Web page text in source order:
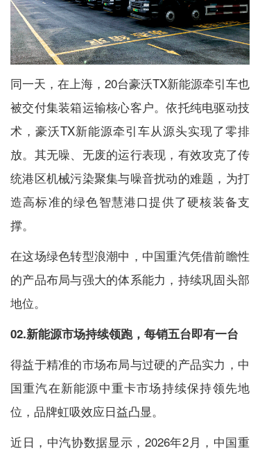
同一天，在上海，20台豪沃TX新能源牵引车也
被交付集装箱运输核心客户。依托纯电驱动技
术，豪沃TX新能源牵引车从源头实现了零排
放。其无噪、无废的运行表现，有效攻克了传
统港区机械污染聚集与噪音扰动的难题，为打
造高标准的绿色智慧港口提供了硬核装备支
撑。
在这场绿色转型浪潮中，中国重汽凭借前瞻性
的产品布局与强大的体系能力，持续巩固头部
地位。
02.新能源市场持续领跑，每销五台即有一台
得益于精准的市场布局与过硬的产品实力，中
国重汽在新能源中重卡市场持续保持领先地
位，品牌虹吸效应日益凸显。
近日，中汽协数据显示，2026年2月，中国重